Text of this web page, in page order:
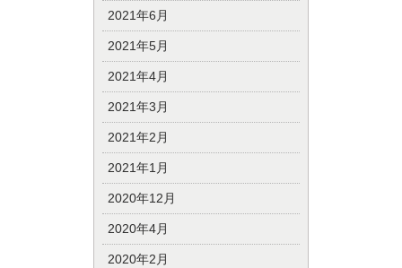
2021年6月
2021年5月
2021年4月
2021年3月
2021年2月
2021年1月
2020年12月
2020年4月
2020年2月